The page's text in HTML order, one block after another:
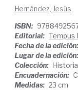
Hernández, Jesús
ISBN:
Editorial: Tempus
Fecha de la edición:
Lugar de la edición:
Colección:
Encuadernación:
Medidas: 23 cm